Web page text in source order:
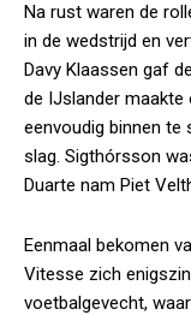
Na rust waren de
in de wedstrijd en
Davy Klaassen gaf
de IJslander maakte
eenvoudig binnen te
slag. Sigthórsson
Duarte nam Piet
Eenmaal bekomen
Vitesse zich
voetbalgevecht,